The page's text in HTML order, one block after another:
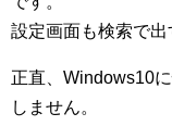
設定画面も検索で出
正直、Windows10
しません。